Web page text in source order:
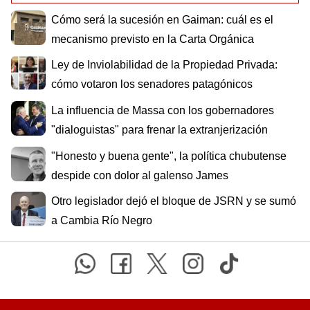
Cómo será la sucesión en Gaiman: cuál es el
mecanismo previsto en la Carta Orgánica
Ley de Inviolabilidad de la Propiedad Privada:
cómo votaron los senadores patagónicos
La influencia de Massa con los gobernadores
"dialoguistas" para frenar la extranjerización
"Honesto y buena gente", la política chubutense
despide con dolor al galenso James
Otro legislador dejó el bloque de JSRN y se sumó
a Cambia Río Negro